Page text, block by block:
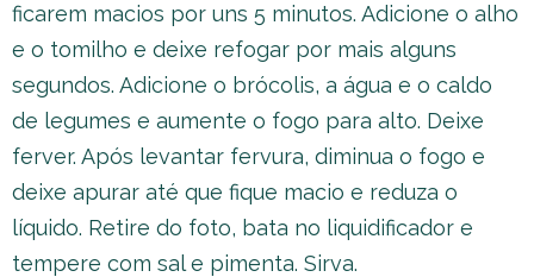
ficarem macios por uns 5 minutos. Adicione o alho
e o tomilho e deixe refogar por mais alguns
segundos. Adicione o brócolis, a água e o caldo
de legumes e aumente o fogo para alto. Deixe
ferver. Após levantar fervura, diminua o fogo e
deixe apurar até que fique macio e reduza o
líquido. Retire do foto, bata no liquidificador e
tempere com sal e pimenta. Sirva.